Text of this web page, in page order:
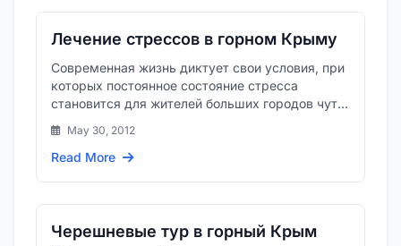
Лечение стрессов в горном Крыму
Современная жизнь диктует свои условия, при
которых постоянное состояние стресса
становится для жителей больших городов чуть
ли не естественным.
May 30, 2012
Read More
Черешневые тур в горный Крым